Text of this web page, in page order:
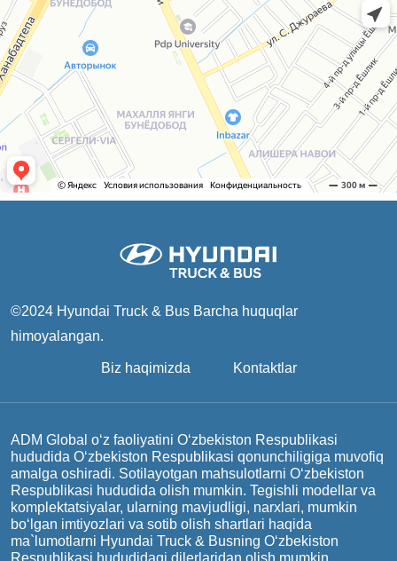
©2024 Hyundai Truck & Bus Barcha huquqlar
himoyalangan.
Biz haqimizda Kontaktlar
ADM Global o‘z faoliyatini O‘zbekiston Respublikasi
hududida O‘zbekiston Respublikasi qonunchiligiga muvofiq
amalga oshiradi. Sotilayotgan mahsulotlarni O‘zbekiston
Respublikasi hududida olish mumkin. Tegishli modellar va
komplektatsiyalar, ularning mavjudligi, narxlari, mumkin
bo‘lgan imtiyozlari va sotib olish shartlari haqida
ma`lumotlarni Hyundai Truck & Busning O‘zbekiston
Respublikasi hududidagi dilerlaridan olish mumkin.